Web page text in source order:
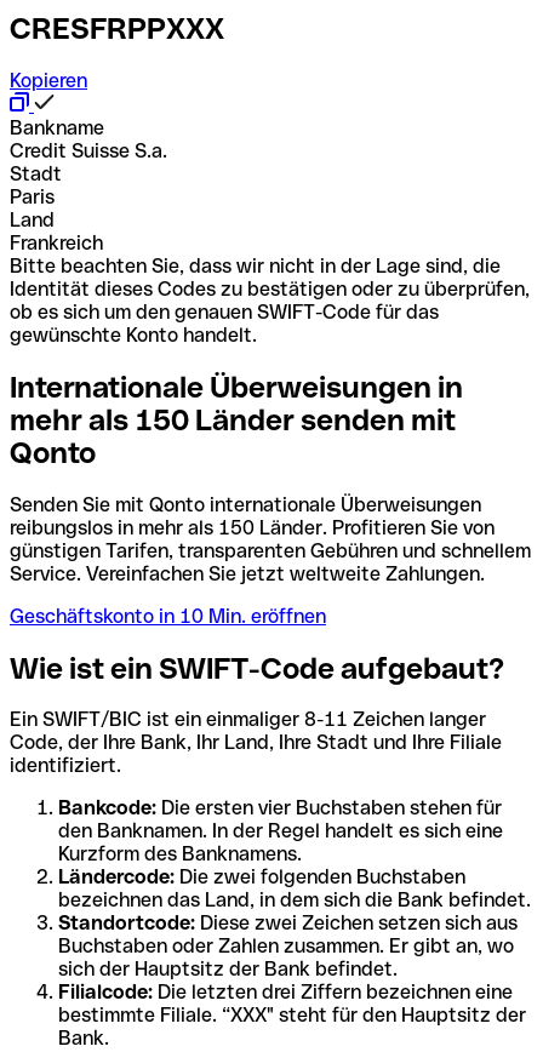
CRESFRPPXXX
Kopieren
Bankname
Credit Suisse S.a.
Stadt
Paris
Land
Frankreich
Bitte beachten Sie, dass wir nicht in der Lage sind, die
Identität dieses Codes zu bestätigen oder zu überprüfen,
ob es sich um den genauen SWIFT-Code für das
gewünschte Konto handelt.
Internationale Überweisungen in
mehr als 150 Länder senden mit
Qonto
Senden Sie mit Qonto internationale Überweisungen
reibungslos in mehr als 150 Länder. Profitieren Sie von
günstigen Tarifen, transparenten Gebühren und schnellem
Service. Vereinfachen Sie jetzt weltweite Zahlungen.
Geschäftskonto in 10 Min. eröffnen
Wie ist ein SWIFT-Code aufgebaut?
Ein SWIFT/BIC ist ein einmaliger 8-11 Zeichen langer
Code, der Ihre Bank, Ihr Land, Ihre Stadt und Ihre Filiale
identifiziert.
Bankcode: Die ersten vier Buchstaben stehen für
den Banknamen. In der Regel handelt es sich eine
Kurzform des Banknamens.
Ländercode: Die zwei folgenden Buchstaben
bezeichnen das Land, in dem sich die Bank befindet.
Standortcode: Diese zwei Zeichen setzen sich aus
Buchstaben oder Zahlen zusammen. Er gibt an, wo
sich der Hauptsitz der Bank befindet.
Filialcode: Die letzten drei Ziffern bezeichnen eine
bestimmte Filiale. “XXX" steht für den Hauptsitz der
Bank.